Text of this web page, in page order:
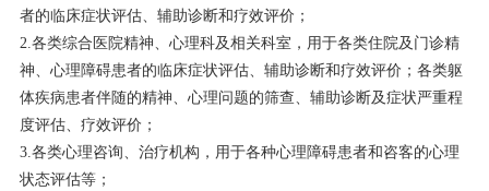
者的临床症状评估、辅助诊断和疗效评价；
2.各类综合医院精神、心理科及相关科室，用于各类住院及门诊精
神、心理障碍患者的临床症状评估、辅助诊断和疗效评价；各类躯
体疾病患者伴随的精神、心理问题的筛查、辅助诊断及症状严重程
度评估、疗效评价；
3.各类心理咨询、治疗机构，用于各种心理障碍患者和咨客的心理
状态评估等；